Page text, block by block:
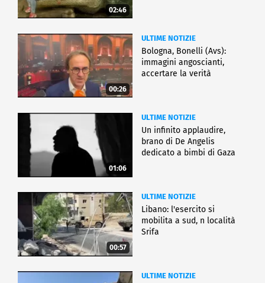
02:46
00:26
ULTIME NOTIZIE
Bologna, Bonelli (Avs):
immagini angoscianti,
accertare la verità
01:06
ULTIME NOTIZIE
Un infinito applaudire,
brano di De Angelis
dedicato a bimbi di Gaza
00:57
ULTIME NOTIZIE
Libano: l'esercito si
mobilita a sud, n località
Srifa
ULTIME NOTIZIE